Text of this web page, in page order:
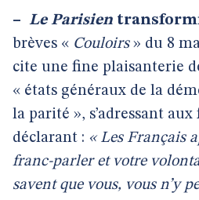
– Le Parisien
brèves « Couloirs» du 8
cite une fine plaisanterie
« états généraux de la
la parité », s’adressant
déclarant : « Les Français
franc-parler et votre
savent que vous, vous n’y